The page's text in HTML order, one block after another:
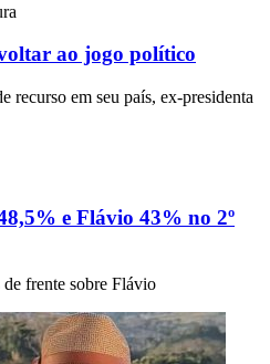
ao jogo político
recurso em seu país, ex-presidenta
e Flávio 43% no 2º
frente sobre Flávio